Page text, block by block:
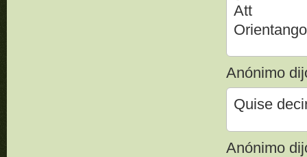
Att
Orientango
Anónimo
Quise
Anónimo